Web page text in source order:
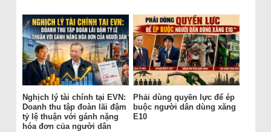
Nghịch lý tài chính tại EVN:
Doanh thu tập đoàn lãi đậm
tỷ lệ thuận với gánh nặng
hóa đơn của người dân
Phải dùng quyền lực để ép
buộc người dân dùng xăng
E10